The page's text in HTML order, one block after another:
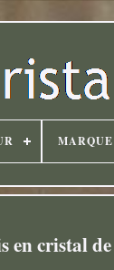
MARQUE
en cristal